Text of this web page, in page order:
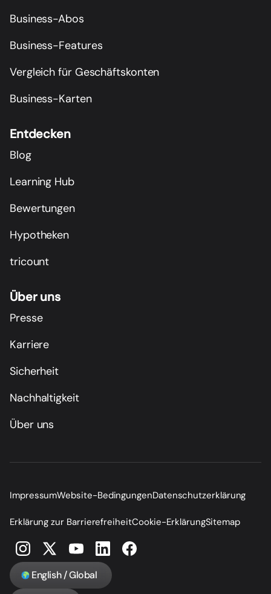
Business-Abos
Business-Features
Vergleich für Geschäftskonten
Business-Karten
Entdecken
Blog
Learning Hub
Bewertungen
Hypotheken
tricount
Über uns
Presse
Karriere
Sicherheit
Nachhaltigkeit
Über uns
ImpressumWebsite-BedingungenDatenschutzerklärung
Erklärung zur BarrierefreiheitCookie-ErklärungSitemap
English / Global